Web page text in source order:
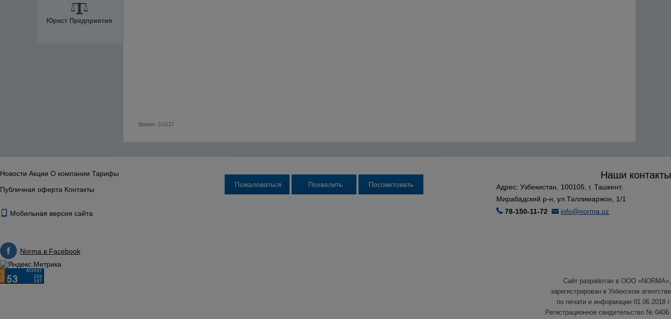
Юрист Предприятия
Время: 0.0127
Новости Акции О компании Тарифы
Публичная оферта Контакты
Наши контакты
Адрес: Узбекистан, 100105, г. Ташкент,
Мирабадский р-н, ул.Таллимаржон, 1/1
78-150-11-72
info@norma.uz
Мобильная версия сайта
Norma в Facebook
Сайт разработан в ООО «NORMA»,
зарегистрирован в Узбекском агентстве
по печати и информации 01.06.2018 г.
Регистрационное свидетельство № 0406.